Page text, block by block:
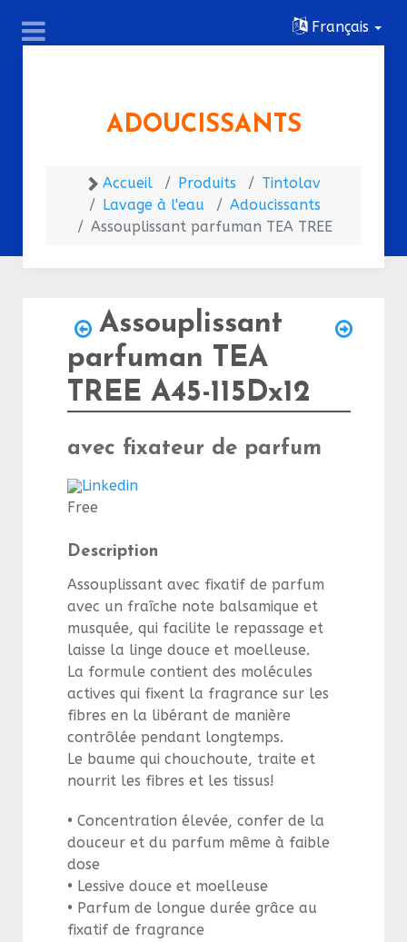
Français
ADOUCISSANTS
Accueil Produits
Tintolav
Lavage à l'eau
Adoucissants
Assouplissant parfuman TEA TREE
Assouplissant
parfuman TEA
TREE A45-115Dx12
avec fixateur de parfum
Linkedin
Free
Description
Assouplissant avec fixatif de parfum
avec un fraîche note balsamique et
musquée, qui facilite le repassage et
laisse la linge douce et moelleuse.
La formule contient des molécules
actives qui fixent la fragrance sur les
fibres en la libérant de manière
contrôlée pendant longtemps.
Le baume qui chouchoute, traite et
nourrit les fibres et les tissus!
• Concentration élevée, confer de la
douceur et du parfum même à faible
dose
• Lessive douce et moelleuse
• Parfum de longue durée grâce au
fixatif de fragrance